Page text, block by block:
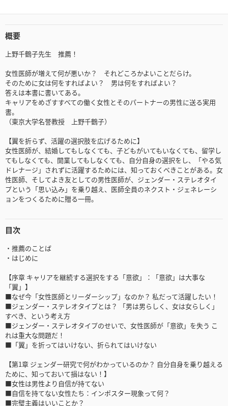
概要
上野千鶴子先生 推薦！
女性医師が増えて何が悪いか？ それどころかよいことだらけ。
そのために女は何をすればよい？ 男は何をすればよい？
答えは本書に書いてある。
キャリアをめざすすべての働く女性とそのパートナーの男性に送る実用
書。
（東京大学名誉教授 上野千鶴子）
【翼を折らず、活躍の選択肢を広げるために】
女性医師が、結婚してもしなくても、子どもがいてもいなくても、留学し
てもしなくても、開業してもしなくても、自分自身の選択をし、「やる気
ドレナージ」されずに活躍するためには、知っておくべきことがある。女
性医師、そしてよき友としての男性医師が、ジェンダー・ステレオタイ
プという「思い込み」を乗り越え、医師全員のネクスト・ジェネレーシ
ョンをつくるために贈る一冊。
目次
・推薦のことば
・はじめに
【序章 キャリアを継続する選択をする「意欲」：「意欲」は大事な
「翼」】
■なぜ今「女性医師とリーダーシップ」なのか？ 私だって活躍したい！
■ジェンダー・ステレオタイプとは？ 「男は男らしく、女は女らしく」
すべき、という考え方
■ジェンダー・ステレオタイプのせいで、女性医師が「意欲」を失う こ
れは重大な問題だ！
■「翼」を折ってはいけない、折られてはいけない
【第1章 ジェンダー研究で何がわかっているのか？ 自分自身を乗り越える
ために、知っておいて損はない！】
■女性は男性より自信が持てない
■自信を持てない女性たち：インポスター現象って何？
■完璧主義はいいことか？